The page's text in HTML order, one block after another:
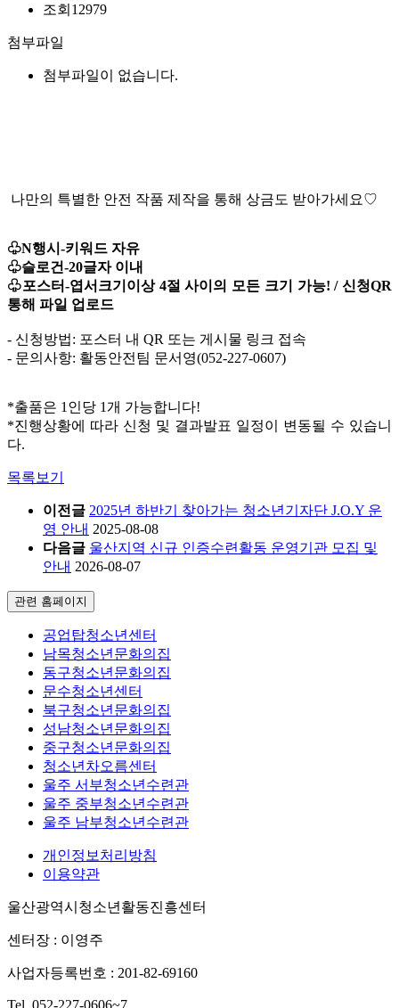
조회 12979
첨부파일
첨부파일이 없습니다.
나만의 특별한 안전 작품 제작을 통해 상금도 받아가세요♡
♧N행시-키워드 자유
♧슬로건-20글자 이내
♧포스터-엽서크기이상 4절 사이의 모든 크기 가능! / 신청QR
통해 파일 업로드
- 신청방법: 포스터 내 QR 또는 게시물 링크 접속
- 문의사항: 활동안전팀 문서영(052-227-0607)
*출품은 1인당 1개 가능합니다!
*진행상황에 따라 신청 및 결과발표 일정이 변동될 수 있습니
다.
목록보기
이전글 2025년 하반기 찾아가는 청소년기자단 J.O.Y 운
영 안내 2025-08-08
다음글 울산지역 신규 인증수련활동 운영기관 모집 및
안내 2026-08-07
관련 홈페이지
공업탑청소년센터
남목청소년문화의집
동구청소년문화의집
문수청소년센터
북구청소년문화의집
성남청소년문화의집
중구청소년문화의집
청소년차오름센터
울주 서부청소년수련관
울주 중부청소년수련관
울주 남부청소년수련관
개인정보처리방침
이용약관
울산광역시청소년활동진흥센터
센터장 : 이영주
사업자등록번호 : 201-82-69160